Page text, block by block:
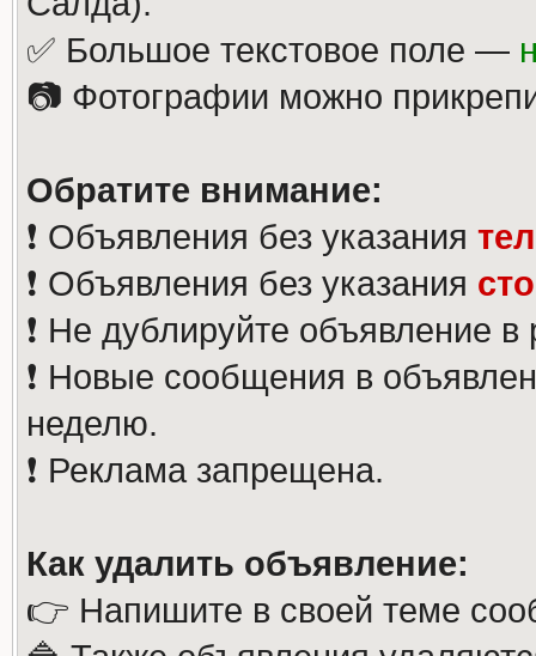
✅ Большое текстовое поле —
📷 Фотографии можно
Обратите внимание:
❗️ Объявления без указания
❗️ Объявления без указания
❗️ Не дублируйте объявление
❗️ Новые сообщения в
неделю.
❗️ Реклама запрещена.
Как удалить объявление:
👉 Напишите в своей теме